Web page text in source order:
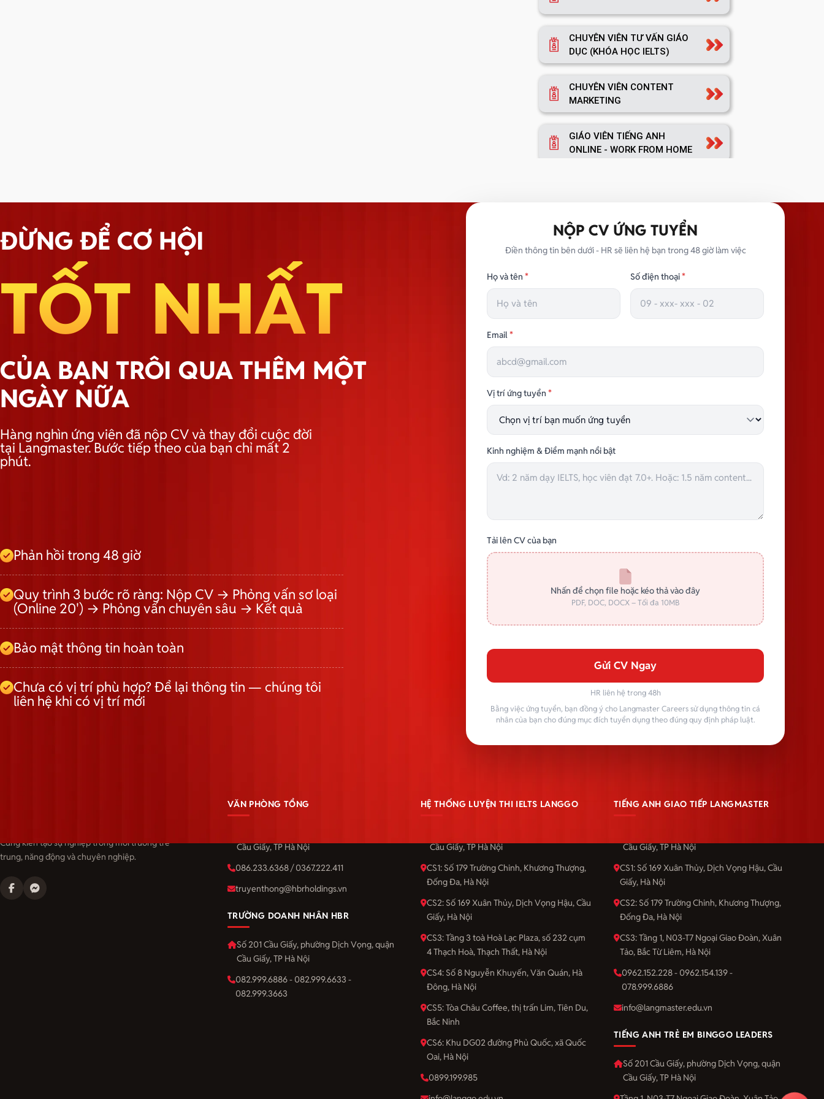
CHUYÊN VIÊN TƯ VẤN GIÁO
DỤC (KHÓA HỌC IELTS)
CHUYÊN VIÊN CONTENT
MARKETING
GIÁO VIÊN TIẾNG ANH
ONLINE - WORK FROM HOME
TRƯỞNG PHÒNG MARKETING
TRƯỞNG NHÓM HÀNH CHÍNH
ĐỪNG ĐỂ CƠ HỘI
TỐT NHẤT
CỦA BẠN TRÔI QUA THÊM MỘT
NGÀY NỮA
Hàng nghìn ứng viên đã nộp CV và thay đổi cuộc đời
tại Langmaster. Bước tiếp theo của bạn chỉ mất 2
phút.
Phản hồi trong 48 giờ
Quy trình 3 bước rõ ràng: Nộp CV → Phỏng vấn sơ loại
(Online 20') → Phỏng vấn chuyên sâu → Kết quả
Bảo mật thông tin hoàn toàn
Chưa có vị trí phù hợp? Để lại thông tin — chúng tôi
liên hệ khi có vị trí mới
NỘP CV ỨNG TUYỂN
Điền thông tin bên dưới - HR sẽ liên hệ bạn trong 48 giờ làm việc
Họ và tên * Số điện thoại*
Email*
Vị trí ứng tuyển *
Kinh nghiệm & Điểm mạnh nổi bật
Tải lên CV của bạn
Nhấn để chọn file hoặc kéo thả vào đây
PDF, DOC, DOCX – Tối đa 10MB
Gửi CV Ngay
HR liên hệ trong 48h
Bằng việc ứng tuyển, bạn đồng ý cho Langmaster Careers sử dụng thông tin cá
nhân của bạn cho đúng mục đích tuyển dụng theo đúng quy định pháp luật.
Cùng kiến tạo sự nghiệp trong môi trường trẻ
trung, năng động và chuyên nghiệp.
VĂN PHÒNG TỔNG
Cầu Giấy, TP Hà Nội
086.233.6368 / 0367.222.411
truyenthong@hbrholdings.vn
TRƯỜNG DOANH NHÂN HBR
Số 201 Cầu Giấy, phường Dịch Vọng, quận
Cầu Giấy, TP Hà Nội
082.999.6886 - 082.999.6633 -
082.999.3663
HỆ THỐNG LUYỆN THI IELTS LANGGO
Cầu Giấy, TP Hà Nội
CS1: Số 179 Trường Chinh, Khương Thượng,
Đống Đa, Hà Nội
CS2: Số 169 Xuân Thủy, Dịch Vọng Hậu, Cầu
Giấy, Hà Nội
CS3: Tầng 3 toà Hoà Lạc Plaza, số 232 cụm
4 Thạch Hoà, Thạch Thất, Hà Nội
CS4: Số 8 Nguyễn Khuyến, Văn Quán, Hà
Đông, Hà Nội
CS5: Tòa Châu Coffee, thị trấn Lim, Tiên Du,
Bắc Ninh
CS6: Khu DG02 đường Phủ Quốc, xã Quốc
Oai, Hà Nội
0899.199.985
TIẾNG ANH GIAO TIẾP LANGMASTER
Cầu Giấy, TP Hà Nội
CS1: Số 169 Xuân Thủy, Dịch Vọng Hậu, Cầu
Giấy, Hà Nội
CS2: Số 179 Trường Chinh, Khương Thượng,
Đống Đa, Hà Nội
CS3: Tầng 1, N03-T7 Ngoại Giao Đoàn, Xuân
Tảo, Bắc Từ Liêm, Hà Nội
0962.152.228 - 0962.154.139 -
078.999.6886
info@langmaster.edu.vn
TIẾNG ANH TRẺ EM BINGGO LEADERS
Số 201 Cầu Giấy, phường Dịch Vọng, quận
Cầu Giấy, TP Hà Nội